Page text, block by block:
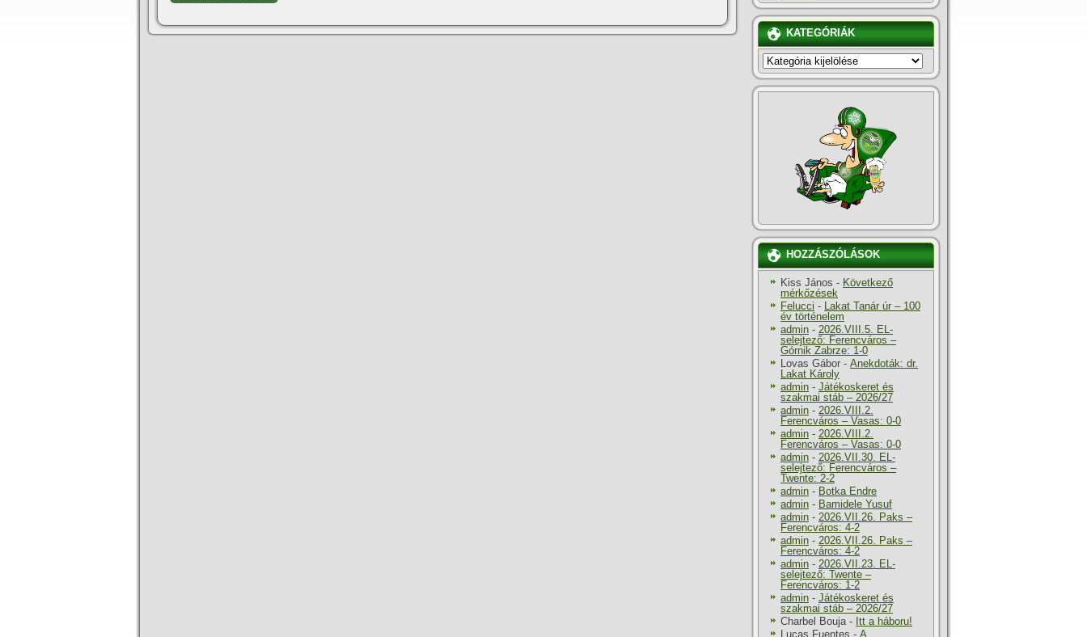
KATEGÓRIÁK
KATEGÓRIÁK
HOZZÁSZÓLÁSOK
Kiss János - Következő
mérkőzések
Felucci - Lakat Tanár úr – 100
év történelem
admin - 2026.VIII.5. EL-
selejtező: Ferencváros –
Górnik Zabrze: 1-0
Lovas Gábor - Anekdoták: dr.
Lakat Károly
admin - Játékoskeret és
szakmai stáb – 2026/27
admin - 2026.VIII.2.
Ferencváros – Vasas: 0-0
admin - 2026.VIII.2.
Ferencváros – Vasas: 0-0
admin - 2026.VII.30. EL-
selejtező: Ferencváros –
Twente: 2-2
admin - Botka Endre
admin - Bamidele Yusuf
admin - 2026.VII.26. Paks –
Ferencváros: 4-2
admin - 2026.VII.26. Paks –
Ferencváros: 4-2
admin - 2026.VII.23. EL-
selejtező: Twente –
Ferencváros: 1-2
admin - Játékoskeret és
szakmai stáb – 2026/27
Charbel Bouja- Itt a háboru!
Lucas Fuentes - A